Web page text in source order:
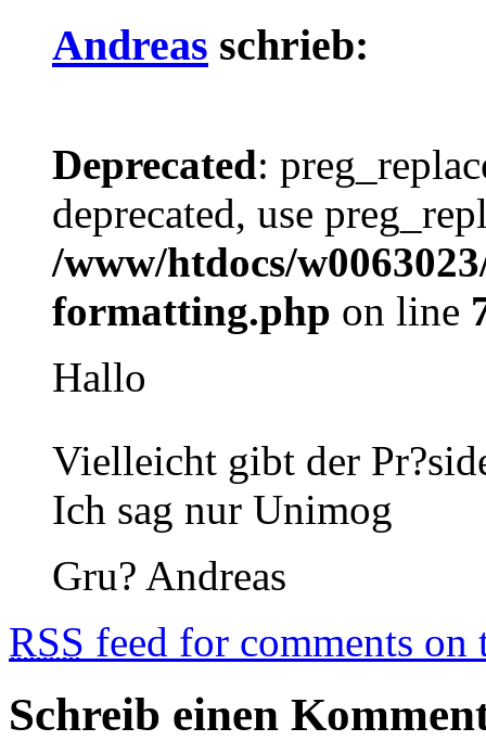
Andreas schrieb:
Deprecated:
deprecated, use
/www/htdocs/
formatting.php on line
Hallo
Vielleicht gibt der
Ich sag nur Unimog
Gru? Andreas
RSS feed for comments on
Schreib einen